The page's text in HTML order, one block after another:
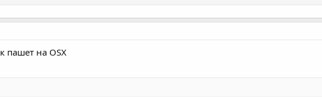
пашет на OSX